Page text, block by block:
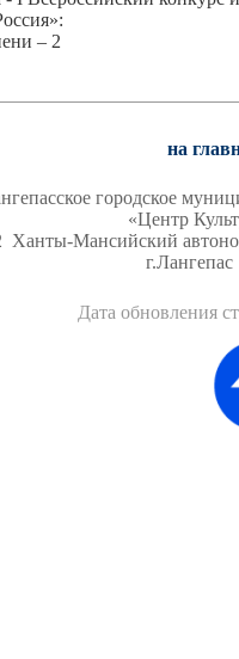
– 2
на
городское
«Центр
Ханты-Мансийский
Дата обновления